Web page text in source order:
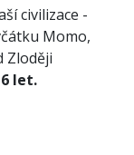
civilizace -
Momo,
Zloději
let.